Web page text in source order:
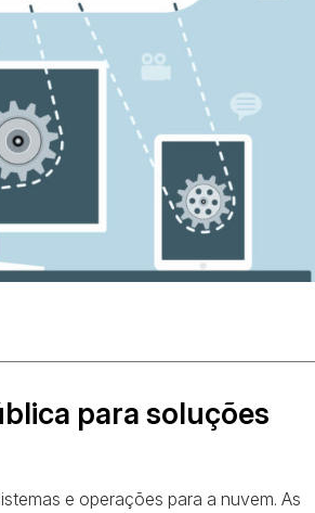
para soluções
e operações para a nuvem. As